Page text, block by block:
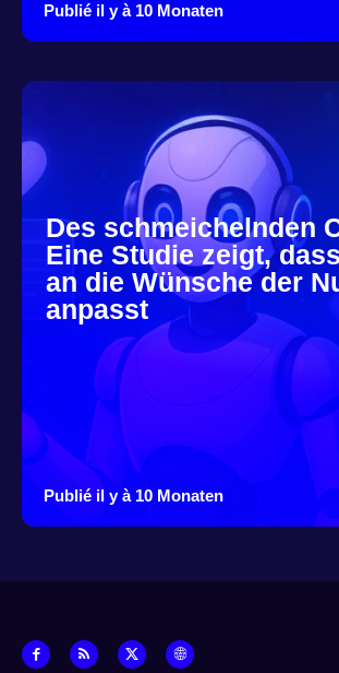
Publié il y à 10 Monaten
Des schmeichelnden
Eine Studie zeigt,
an die Wünsche der
anpasst
Publié il y à 10 Monaten